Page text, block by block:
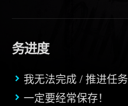
务进度
我无法完成 / 推进任务
一定要经常保存！